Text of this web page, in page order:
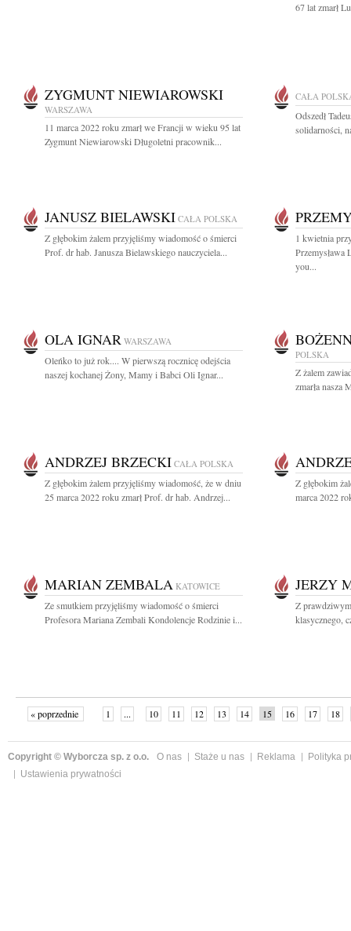
67 lat zmarł
ZYGMUNT NIEWIAROWSKI
WARSZAWA
11 marca 2022 roku zmarł we Francji w wieku 95 lat
Zygmunt Niewiarowski Długoletni pracownik...
CAŁA
Odszedł
solidarności,
JANUSZ BIELAWSKI CAŁA POLSKA
Z głębokim żalem przyjęliśmy wiadomość o śmierci
Prof. dr hab. Janusza Bielawskiego nauczyciela...
1 kwietnia
Przemysława
you...
OLA IGNAR WARSZAWA
Oleńko to już rok.... W pierwszą rocznicę odejścia
naszej kochanej Żony, Mamy i Babci Oli Ignar...
POLSKA
Z żalem
zmarła nasza
ANDRZEJ BRZECKI CAŁA POLSKA
Z głębokim żalem przyjęliśmy wiadomość, że w dniu
25 marca 2022 roku zmarł Prof. dr hab. Andrzej...
Z głębokim
marca 2022
MARIAN ZEMBALA KATOWICE
Ze smutkiem przyjęliśmy wiadomość o śmierci
Profesora Mariana Zembali Kondolencje Rodzinie i...
JERZY
Z
klasycznego,
« poprzednie 1 ... 10 11 12 13 14 15 16 17
18
Copyright © Wyborcza sp. z o.o. O nas Staże u nas Reklama
Polityka
Ustawienia prywatności